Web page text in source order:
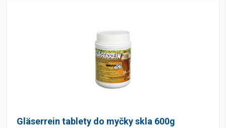
Gläserrein tablety do myčky skla 600g